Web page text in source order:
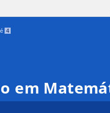
4
em